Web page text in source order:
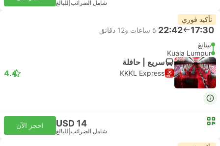
شامل الضرائب للبالغ
تأكيد فوري
17:30
22:42 ٥ ساعات و‫12 دقائق
بينانغ
Kuala Lumpur
سريع | حافلة
KKKL Express
4.4
USD 14
شامل الضرائب للبالغ
احجز الآن